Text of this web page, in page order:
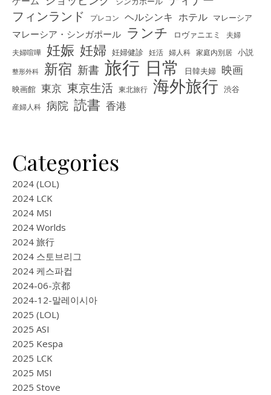
フィンランド プレコン ヘルシンキ ホテル マレーシア
マレーシア・シンガポール ランチ ロヴァニエミ
夫婦
夫婦喧嘩 妊娠 妊婦 妊婦健診 妊活 婦人科 家庭内別居 小説
整形外科 新宿 新書 旅行 日常 日韓夫婦 映画
映画館 東京 東京生活 東北旅行 海外旅行 渋谷
産婦人科 病院 読書 香港
Categories
2024 (LOL)
2024 LCK
2024 MSI
2024 Worlds
2024 旅行
2024 스토브리그
2024 케스파컵
2024-06-京都
2024-12-말레이시아
2025 (LOL)
2025 ASI
2025 Kespa
2025 LCK
2025 MSI
2025 Stove